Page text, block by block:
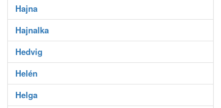
Hajna
Hajnalka
Hedvig
Helén
Helga